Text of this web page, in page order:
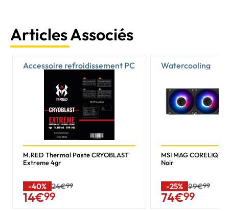
Articles Associés
Accessoire refroidissement PC
M.RED Thermal Paste CRYOBLAST
Extreme 4gr
-40% 24€99
14€99
Watercooling
MSI MAG
Noir
-25% 99€99
74€99